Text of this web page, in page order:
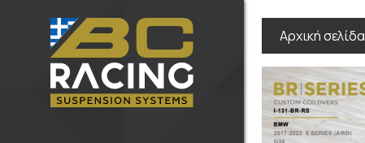
Αρχική σελίδα